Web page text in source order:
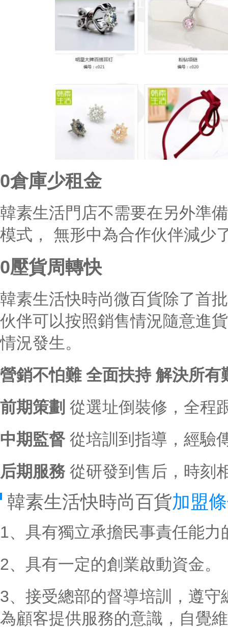
0倉庫少租金
韓素生活門店不需要在另外準
模式， 無形中為合作伙伴減少
0壓貨周轉快
韓素生活快時尚微百貨除了首
伙伴可以按照銷售情況隨意進
情況發生。
營銷不怕難 全面扶持 解決所有
前期策劃 從選址倒裝修，全程
中期監督從培訓到指導，經驗
后期服務從研發到售后，時刻
韓素生活快時尚百貨加盟
1、具有獨立承擔民事責任能
2、具有一定的創業啟動資金。
3、接受總部的督導培訓，遵
為顧客提供服務的意識，自覺